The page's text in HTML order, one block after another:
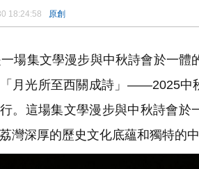
18:24:58 原創
場集文學漫步與中秋詩會於一體
月光所至西關成詩」——2025中
。這場集文學漫步與中秋詩會
灣深厚的歷史文化底蘊和獨特的